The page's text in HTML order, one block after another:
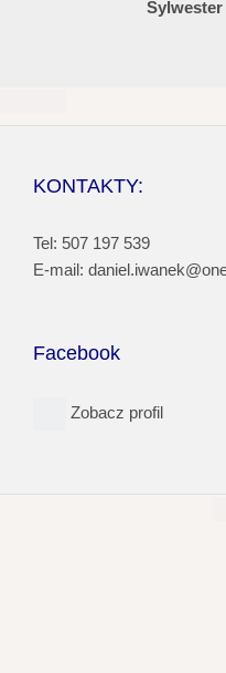
Sylwester
KONTAKTY:
Tel: 507 197 539
E-mail:
Facebook
Zobacz profil